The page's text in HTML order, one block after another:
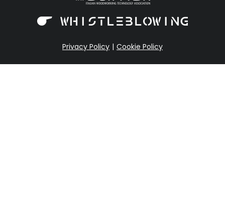
Privacy Policy Cookie Policy